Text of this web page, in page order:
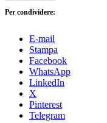
Per condividere:
E-mail
Stampa
Facebook
WhatsApp
LinkedIn
X
Pinterest
Telegram